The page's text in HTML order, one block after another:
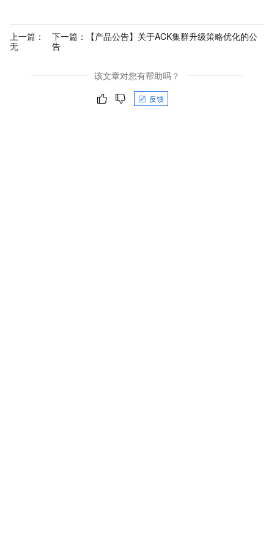
上一篇：
无
下一篇：
【产品公告】关于ACK集群升级策略优化的公
告
该文章对您有帮助吗？
反馈